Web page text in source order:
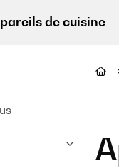
de cuisine